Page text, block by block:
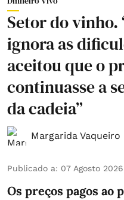
Setor do vinho.
ignora as
aceitou que o
continuasse a
da cadeia”
Margarida Vaqueiro
Publicado a: 07 Agosto
Os preços pagos ao